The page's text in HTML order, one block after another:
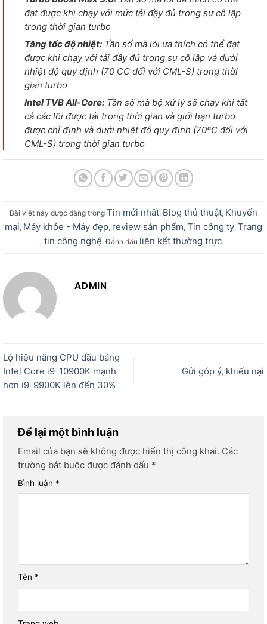
đạt được khi chạy với mức tải đầy đủ trong sự cô lập
trong thời gian turbo
Tăng tốc độ nhiệt:Tần số mà lõi ưa thích có thể đạt
được khi chạy với tải đầy đủ trong sự cô lập và dưới
nhiệt độ quy định (70 CC đối với CML-S) trong thời
gian turbo
Intel TVB All-Core:Tần số mà bộ xử lý sẽ chạy khi tất
cả các lõi được tải trong thời gian và giới hạn turbo
được chỉ định và dưới nhiệt độ quy định (70ºC đối với
CML-S) trong thời gian turbo
Bài viết này được đăng trong Tin mới nhất, Blog thủ thuật, Khuyến
mại, Máy khỏe - Máy đẹp, review sản phẩm, Tin công ty, Trang
tin công nghệ. Đánh dấu liên kết thường trực.
ADMIN
Lộ hiệu năng CPU đầu bảng
Intel Core i9-10900K mạnh
hơn i9-9900K lên đến 30%
Gửi góp ý, khiếu nại
Để lại một bình luận
Email của bạn sẽ không được hiển thị công khai. Các
trường bắt buộc được đánh dấu *
Bình luận *
Tên *